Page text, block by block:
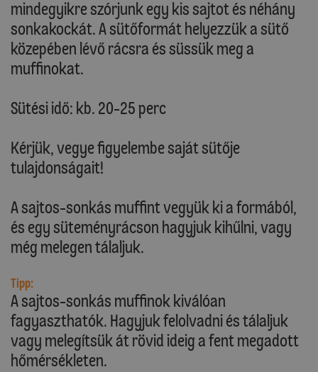
mindegyikre szórjunk egy kis sajtot és néhány
sonkakockát. A sütőformát helyezzük a sütő
közepében lévő rácsra és süssük meg a
muffinokat.
Sütési idő: kb. 20-25 perc
Kérjük, vegye figyelembe saját sütője
tulajdonságait!
A sajtos-sonkás muffint vegyük ki a formából,
és egy süteményrácson hagyjuk kihűlni, vagy
még melegen tálaljuk.
Tipp:
A sajtos-sonkás muffinok kiválóan
fagyaszthatók. Hagyjuk felolvadni és tálaljuk
vagy melegítsük át rövid ideig a fent megadott
hőmérsékleten.